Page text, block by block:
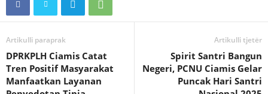
Artikulli paraprak
DPRKPLH Ciamis Catat
Tren Positif Masyarakat
Manfaatkan Layanan
Artikulli tjetër
Spirit Santri Bangun
Negeri, PCNU Ciamis Gelar
Puncak Hari Santri